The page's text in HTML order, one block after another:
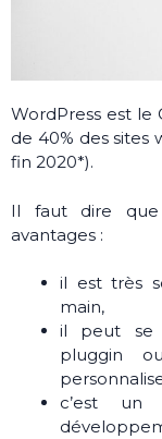
WordPress est le
de 40% des sites
fin 2020*).
Il faut dire
avantages :
il est très
main,
il peut se
pluggin
c’est un